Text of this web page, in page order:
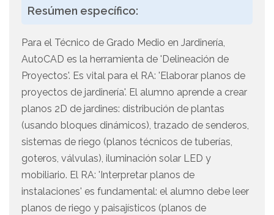
Resúmen específico:
Para el Técnico de Grado Medio en Jardinería,
AutoCAD es la herramienta de 'Delineación de
Proyectos'. Es vital para el RA: 'Elaborar planos de
proyectos de jardinería'. El alumno aprende a crear
planos 2D de jardines: distribución de plantas
(usando bloques dinámicos), trazado de senderos,
sistemas de riego (planos técnicos de tuberías,
goteros, válvulas), iluminación solar LED y
mobiliario. El RA: 'Interpretar planos de
instalaciones' es fundamental: el alumno debe leer
planos de riego y paisajísticos (planos de